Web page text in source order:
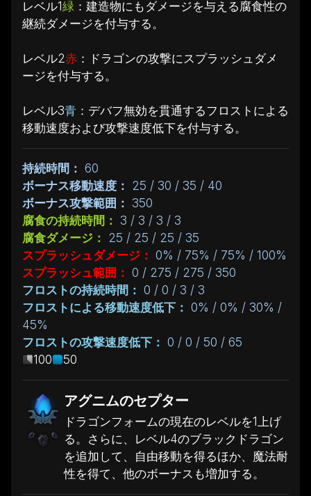
レベル1緑 ：建造物にもダメージを与える腐食性の
継続ダメージを付与する。
レベル2赤 ：ドラゴンの攻撃にスプラッシュダメ
ージを付与する。
レベル3青 ：デバフ無効を貫通するフロストによる
移動速度および攻撃速度低下を付与する。
持続時間： 60
ボーナス移動速度：
25 / 30 / 35 / 40
ボーナス攻撃範囲： 350
腐食の持続時間： 3 / 3 / 3 / 3
腐食ダメージ：
25 / 25 / 25 / 35
スプラッシュダメージ： 0% / 75% / 75% / 100%
スプラッシュ範囲： 0 / 275 / 275 / 350
フロストの持続時間： 0 / 0 / 3 / 3
フロストによる移動速度低下： 0% / 0% / 30% /
45%
フロストの攻撃速度低下： 0 / 0 / 50 / 65
100
50
アグニムのセプター
ドラゴンフォームの現在のレベルを1上げ
る。さらに、レベル4のブラックドラゴン
を追加して、自由移動を得るほか、魔法耐
性を得て、他のボーナスも増加する。